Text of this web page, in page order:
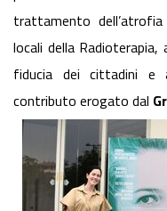
trattamento
locali della
fiducia dei cittadini e
contributo erogato dal